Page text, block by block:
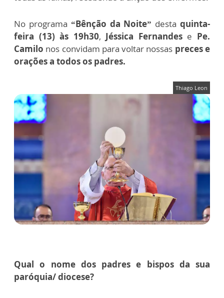
No programa “Bênção da Noite” destaquinta-
feira (13) às 19h30, Jéssica Fernandese Pe.
Camilo nos convidam para voltar nossas preces e
orações a todos os padres.
Thiago Leon
Qual o nome dos padres e bispos da sua
paróquia/ diocese?